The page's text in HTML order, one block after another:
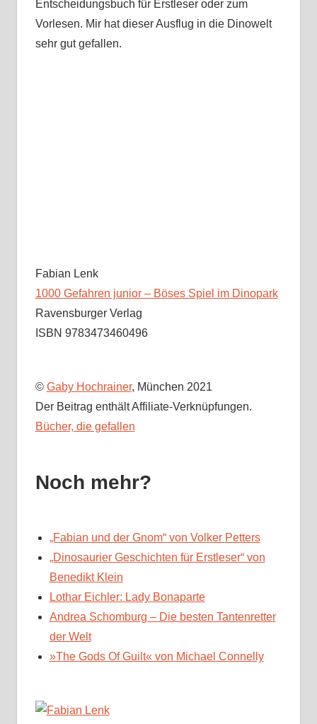
Entscheidungsbuch für Erstleser oder zum
Vorlesen. Mir hat dieser Ausflug in die Dinowelt
sehr gut gefallen.
Fabian Lenk
1000 Gefahren junior – Böses Spiel im Dinopark
Ravensburger Verlag
ISBN 9783473460496
© Gaby Hochrainer, München 2021
Der Beitrag enthält Affiliate-Verknüpfungen.
Bücher, die gefallen
Noch mehr?
„Fabian und der Gnom“ von Volker Petters
„Dinosaurier Geschichten für Erstleser“ von
Benedikt Klein
Lothar Eichler: Lady Bonaparte
Andrea Schomburg – Die besten Tantenretter
der Welt
»The Gods Of Guilt« von Michael Connelly